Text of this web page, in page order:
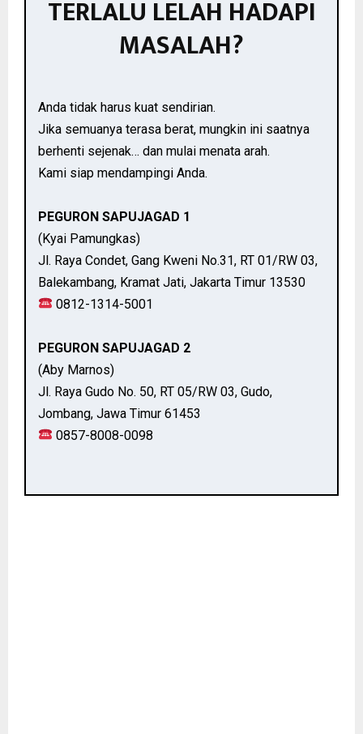
TERLALU LELAH HADAPI
MASALAH?
Anda tidak harus kuat sendirian.
Jika semuanya terasa berat, mungkin ini saatnya
berhenti sejenak… dan mulai menata arah.
Kami siap mendampingi Anda.
PEGURON SAPUJAGAD 1
(Kyai Pamungkas)
Jl. Raya Condet, Gang Kweni No.31, RT 01/RW 03,
Balekambang, Kramat Jati, Jakarta Timur 13530
0812-1314-5001
PEGURON SAPUJAGAD 2
(Aby Marnos)
Jl. Raya Gudo No. 50, RT 05/RW 03, Gudo,
Jombang, Jawa Timur 61453
0857-8008-0098